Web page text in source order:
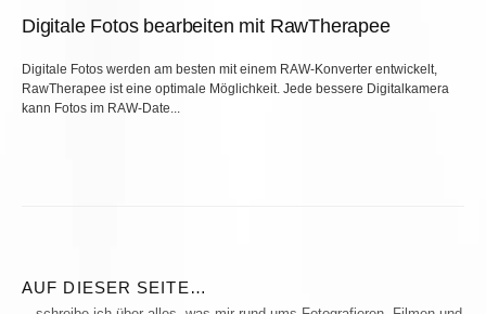
Digitale Fotos bearbeiten mit RawTherapee
Digitale Fotos werden am besten mit einem RAW-Konverter entwickelt,
RawTherapee ist eine optimale Möglichkeit. Jede bessere Digitalkamera
kann Fotos im RAW-Date...
AUF DIESER SEITE…